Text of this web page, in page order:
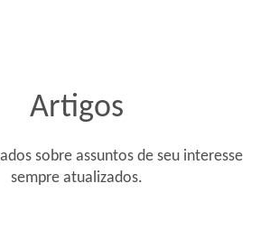
Artigos
sobre assuntos de seu interesse
sempre atualizados.